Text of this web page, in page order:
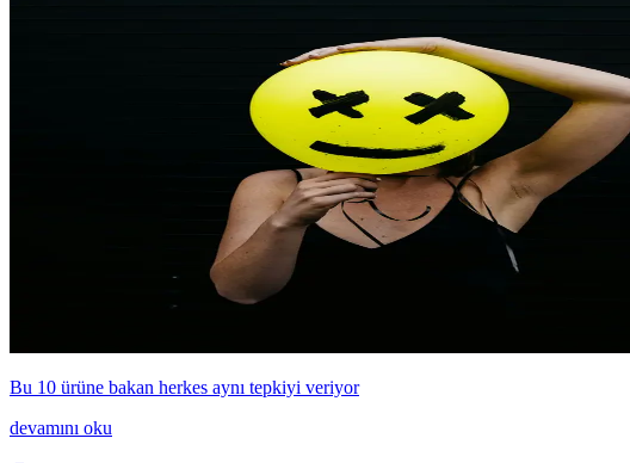
Bu 10 ürüne bakan herkes aynı tepkiyi veriyor
devamını oku